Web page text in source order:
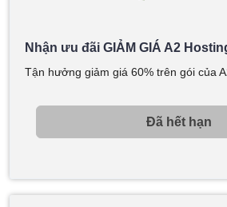
Nhận ưu đãi GIẢM GIÁ A2
Tận hưởng giảm giá 60% trên gói của
Đã hết hạn